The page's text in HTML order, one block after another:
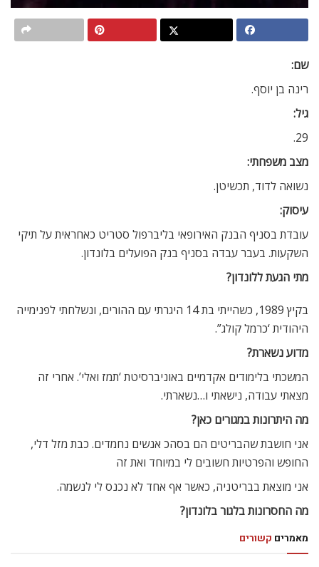
שם:
רינה בן יוסף.
גיל:
29.
מצב משפחתי:
נשואה לדוד, תכשיטן.
עיסוק:
עובדת בסניף הבנק האירופאי בליברפול סטריט כאחראית על תיקי
השקעות. בעבר עבדה בסניף בנק הפועלים בלונדון.
מתי הגעת ללונדון?
בקיץ 1989, כשהייתי בת 14 היגרתי עם ההורים, ונשלחתי לפנימייה
היהודית ‘כרמל קולג”.
מדוע נשארת?
המשכתי בלימודים אקדמיים באוניברסיטת ‘תמז ואלי’. אחרי זה
מצאתי עבודה, נישאתי ו…נשארתי.
מה היתרונות במגורים כאן?
אני חושבת שהבריטים הם בסהכ אנשים נחמדים. כבת מזל דלי,
החופש והפרטיות חשובים לי במיוחד ואת זה
אני מוצאת בבריטניה, כאשר אף אחד לא נכנס לי לנשמה.
מה החסרונות בלגור בלונדון?
מאמרים קשורים